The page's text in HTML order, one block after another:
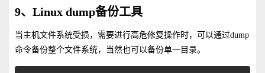
9、Linux dump备份工具
当主机文件系统受损，需要进行高危修复操作时，可以通过dump
命令备份整个文件系统，当然也可以备份单一目录。